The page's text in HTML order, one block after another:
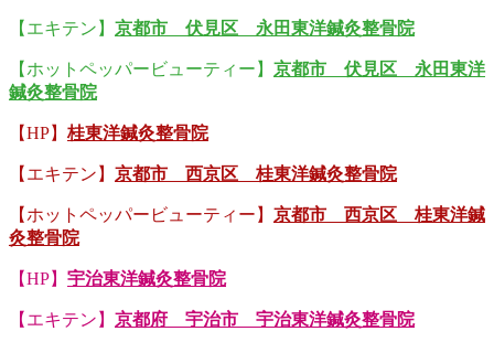
【エキテン】 京都市 伏見区 永田東洋鍼灸整骨院
【ホットペッパービューティー】 京都市 伏見区 永田東洋
鍼灸整骨院
【HP】 桂東洋鍼灸整骨院
【エキテン】 京都市 西京区 桂東洋鍼灸整骨院
【ホットペッパービューティー】 京都市 西京区 桂東洋鍼
灸整骨院
【HP】 宇治東洋鍼灸整骨院
【エキテン】 京都府 宇治市 宇治東洋鍼灸整骨院